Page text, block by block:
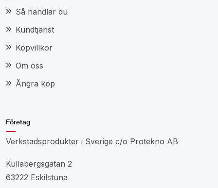
Så handlar du
Kundtjänst
Köpvillkor
Om oss
Ångra köp
Företag
Verkstadsprodukter i Sverige c/o Protekno AB
Kullabergsgatan 2
63222 Eskilstuna